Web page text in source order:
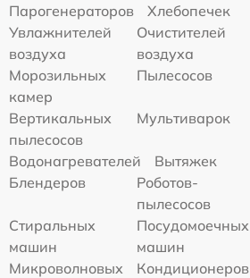
Парогенераторов
Хлебопечек
Увлажнителей
воздуха
Очистителей
воздуха
Морозильных
камер
Пылесосов
Вертикальных
пылесосов
Мультиварок
Водонагревателей
Вытяжек
Блендеров
Роботов-
пылесосов
Стиральных
машин
Посудомоечных
машин
Микроволновых
Кондиционеров